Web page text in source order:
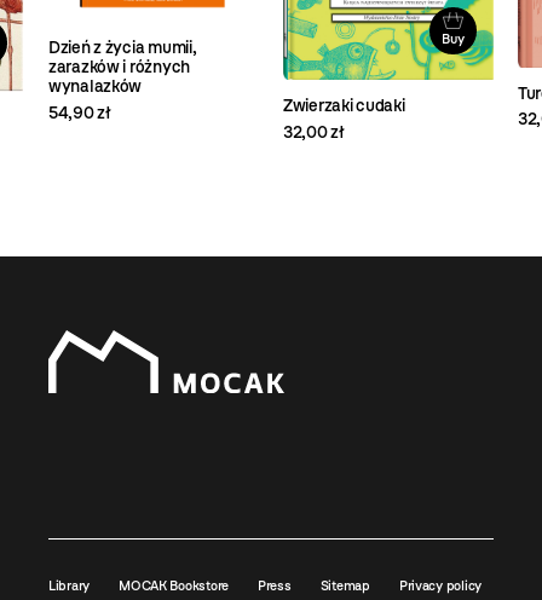
Dzień z życia mumii,
zarazków i różnych
wynalazków
54,90 zł
Buy
Zwierzaki cudaki
32,00 zł
Library MOCAK Bookstore Press Sitemap Privacy policy